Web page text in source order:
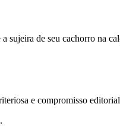
de seu cachorro na
e compromisso